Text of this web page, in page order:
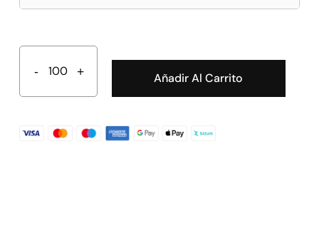
Añadir Al Carrito